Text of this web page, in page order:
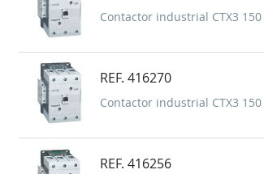
Contactor industrial CTX3
REF. 416270
Contactor industrial CTX3
REF. 416256